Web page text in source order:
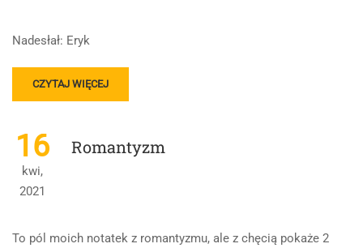
„CHŁOPACH”
TABELKA
Nadesłał: Eryk
READ
MORE
WSZYSTKO,
CO
CHCESZ
WIEDZIEĆ
O
„INNEGO
CZYTAJ WIĘCEJ
16
kwi,
2021
Romantyzm
To pól moich notatek z romantyzmu, ale z chęcią pokaże 2